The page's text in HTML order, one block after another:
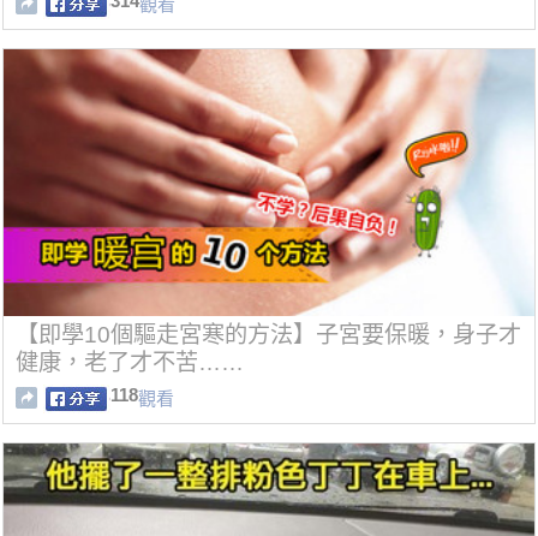
觀看
【即學10個驅走宮寒的方法】子宮要保暖，身子才
健康，老了才不苦……
118觀看